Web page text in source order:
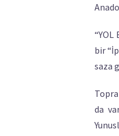
bir
saza
da